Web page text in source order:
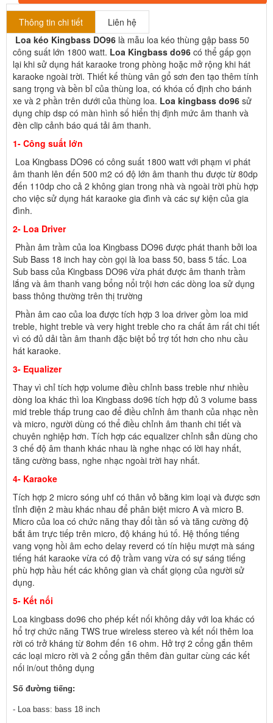
Thông tin chi tiết
Liên hệ
Loa kéo Kingbass DO96 là mẫu loa kéo thùng gập bass 50
công suất lớn 1800 watt. Loa Kingbass do96 có thể gấp gọn
lại khi sử dụng hát karaoke trong phòng hoặc mở rộng khi hát
karaoke ngoài trời. Thiết kế thùng vân gổ sơn đen tạo thêm tính
sang trọng và bền bỉ của thùng loa, có khóa cố định cho bánh
xe và 2 phần trên dưới của thùng loa. Loa kingbass do96 sử
dụng chip dsp có màn hình số hiển thị định mức âm thanh và
đèn clip cảnh báo quá tải âm thanh.
1- Công suất lớn
Loa Kingbass DO96 có công suất 1800 watt với phạm vi phát
âm thanh lên đến 500 m2 có độ lớn âm thanh thu được từ 80dp
đến 110dp cho cả 2 không gian trong nhà và ngoài trời phù hợp
cho việc sử dụng hát karaoke gia đình và các sự kiện của gia
đình.
2- Loa Driver
Phần âm trầm của loa Kingbass DO96 được phát thanh bởi loa
Sub Bass 18 inch hay còn gọi là loa bass 50, bass 5 tấc. Loa
Sub bass của Kingbass DO96 vừa phát được âm thanh trầm
lắng và âm thanh vang bổng nổi trội hơn các dòng loa sử dụng
bass thông thường trên thị trường
Phần âm cao của loa được tích hợp 3 loa driver gồm loa mid
treble, hight treble và very hight treble cho ra chất âm rất chi tiết
vì có đủ dải tần âm thanh đặc biệt bổ trợ tốt hơn cho nhu cầu
hát karaoke.
3- Equalizer
Thay vì chỉ tích hợp volume điều chỉnh bass treble như nhiều
dòng loa khác thì loa Kingbass do96 tích hợp đủ 3 volume bass
mid treble thấp trung cao để điều chỉnh âm thanh của nhạc nền
và micro, người dùng có thể điều chỉnh âm thanh chi tiết và
chuyên nghiệp hơn. Tích hợp các equalizer chỉnh sẳn dùng cho
3 chế độ âm thanh khác nhau là nghe nhạc có lời hay nhất,
tăng cường bass, nghe nhạc ngoài trời hay nhất.
4- Karaoke
Tích hợp 2 micro sóng uhf có thân vỏ bằng kim loại và được sơn
tỉnh điện 2 màu khác nhau để phân biệt micro A và micro B.
Micro của loa có chức năng thay đổi tần số và tăng cường độ
bắt âm trực tiếp trên micro, độ kháng hú tố. Hệ thống tiếng
vang vọng hồi âm echo delay reverd có tín hiệu mượt mà sáng
tiếng hát karaoke vừa có độ trầm vang vừa có sự sáng tiếng
phù hợp hầu hết các không gian và chất giọng của người sử
dụng.
5- Kết nối
Loa kingbass do96 cho phép kết nối không dây với loa khác có
hổ trợ chức năng TWS true wireless stereo và kết nối thêm loa
rời có trở kháng từ 8ohm đến 16 ohm. Hở trợ 2 cổng gắn thêm
các loại micro rời và 2 cổng gắn thêm đàn guitar cùng các kết
nối in/out thông dụng
Số đường tiếng:
- Loa bass: bass 18 inch